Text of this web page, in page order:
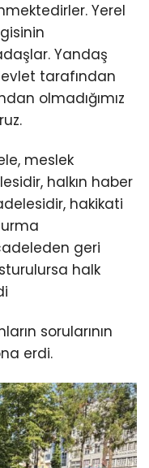
Yerel
Yandaş
tarafından
olmadığımız
meslek
halkın haber
hakikati
geri
halk
sorularının
erdi.